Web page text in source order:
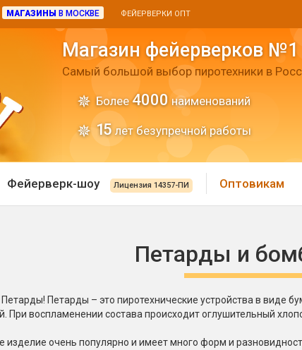
МАГАЗИНЫ В МОСКВЕ ФЕЙЕРВЕРКИ ОПТ
Магазин фейерверков №1
Самый большой выбор пиротехники в
Более 4000 наименований
15 лет безупречной работы
Хлопушки и
Маленькие хлопушки
Пневмохлопушки
Пружинные хлопушки
Фейерверк-шоу Лицензия 14357-ПИ Оптовикам
Петарды и
Петарды – это пиротехнические устройства в виде
При воспламенении состава происходит оглушительный
изделие очень популярно и имеет много форм и